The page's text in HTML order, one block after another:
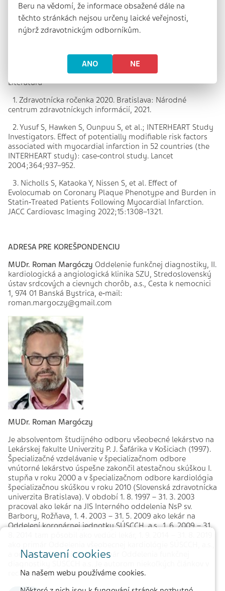
dlhodobo, prakticky celoživotne.
Digitalizácia v zdravotníctve má potenciál odstrániť ľudskú
chybovosť podobne ako zavedenie robotov vo výrobných
monotónnych činnostiach. Verím, že to nie je hudba
vzdialenej budúcnosti.
Literatúra
1. Zdravotnícka ročenka 2020. Bratislava: Národné
centrum zdravotníckych informácií, 2021.
2. Yusuf S, Hawken S, Ounpuu S, et al.; INTERHEART Study
Investigators. Effect of potentially modifiable risk factors
associated with myocardial infarction in 52 countries (the
INTERHEART study): case‑control study. Lancet
2004;364;937–952.
3. Nicholls S, Kataoka Y, Nissen S, et al. Effect of
Evolocumab on Coronary Plaque Phenotype and Burden in
Statin‑Treated Patients Following Myocardial Infarction.
JACC Cardiovasc Imaging 2022;15:1308–1321.
ADRESA PRE KOREŠPONDENCIU
MUDr. Roman Margóczy Oddelenie funkčnej diagnostiky, II.
kardiologická a angiologická klinika SZU, Stredoslovenský
ústav srdcových a cievnych chorôb, a.s., Cesta k nemocnici
1, 974 01 Banská Bystrica, e‑mail:
roman.margoczy@gmail.com
MUDr. Roman Margóczy
Je absolventom študijného odboru všeobecné lekárstvo na
Lekárskej fakulte Univerzity P. J. Šafárika v Košiciach (1997).
Špecializačné vzdelávanie v špecializačnom odbore
vnútorné lekárstvo úspešne zakončil atestačnou skúškou I.
stupňa v roku 2000 a v špecializačnom odbore kardiológia
špecializačnou skúškou v roku 2010 (Slovenská zdravotnícka
univerzita Bratislava). V období 1. 8. 1997 – 31. 3. 2003
pracoval ako lekár na JIS Interného oddelenia NsP sv.
Barbory, Rožňava, 1. 4. 2003 – 31. 5. 2009 ako lekár na
Oddelení koronárnej jednotky SÚSCCH, a.s., 1. 6. 2009 – 31.
a od 1. 9. 2019 dosiaľ ako primár Oddelenia funkčnej
recenzovaných časopisoch.
Nastavení cookies
Na našem webu používáme cookies.
Beru na vědomí, že informace obsažené dále na
těchto stránkách nejsou určeny laické veřejnosti,
nýbrž zdravotnickým odborníkům.
ANO NE